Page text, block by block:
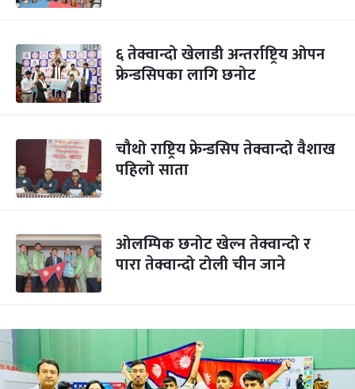
६ तेक्वान्दो खेलाडी अन्तर्राष्ट्रिय ओपन
फ्रेन्डसिपका लागि छनोट
चौथो राष्ट्रिय फ्रेन्डसिप तेक्वान्दो वैशाख
पहिलो साता
ओलम्पिक छनोट खेल्न तेक्वान्दो र
पारा तेक्वान्दो टोली चीन जाने